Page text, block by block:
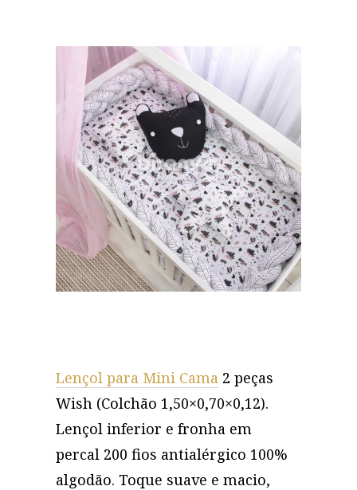
Lençol para Mini Cama 2 peças
Wish (Colchão 1,50×0,70×0,12).
Lençol inferior e fronha em
percal 200 fios antialérgico 100%
algodão. Toque suave e macio,